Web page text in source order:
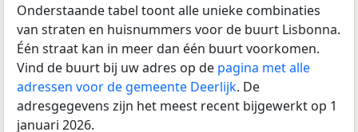
Onderstaande tabel toont alle unieke combinaties
van straten en huisnummers voor de buurt Lisbonna.
Één straat kan in meer dan één buurt voorkomen.
Vind de buurt bij uw adres op de pagina met alle
adressen voor de gemeente Deerlijk. De
adresgegevens zijn het meest recent bijgewerkt op 1
januari 2026.